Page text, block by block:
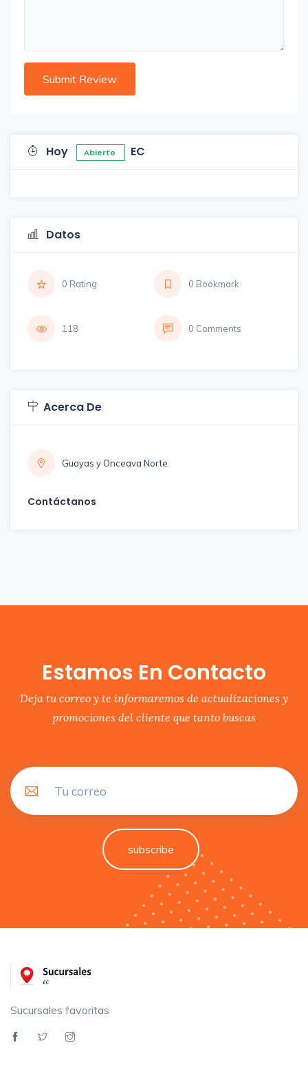
Hoy Abierto EC
Datos
0 Rating 0 Bookmark
118 0 Comments
Acerca De
Guayas y Onceava Norte
Contáctanos
Estamos En Contacto
Deja tu correo y te informaremos de actualizaciones y
promociones del cliente que tanto buscas
subscribe
Sucursales favoritas